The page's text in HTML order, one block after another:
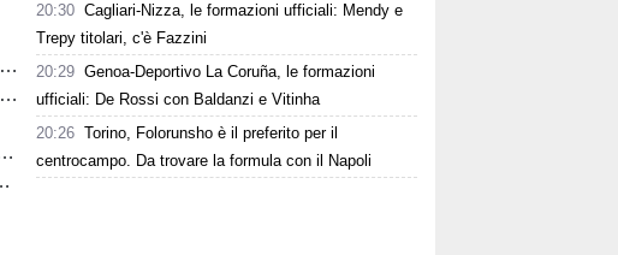
20:30 Cagliari-Nizza, le formazioni ufficiali: Mendy e
Trepy titolari, c'è Fazzini
20:29 Genoa-Deportivo La Coruña, le formazioni
ufficiali: De Rossi con Baldanzi e Vitinha
20:26 Torino, Folorunsho è il preferito per il
centrocampo. Da trovare la formula con il Napoli